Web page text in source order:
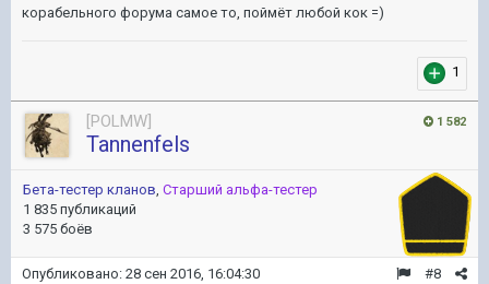
корабельного форума самое то, поймёт любой кок =)
1
1 582
[POLMW]
Tannenfels
Бета-тестер кланов Старший альфа-тестер
1 835 публикаций
3 575 боёв
#8
Опубликовано: 28 сен 2016, 16:04:30